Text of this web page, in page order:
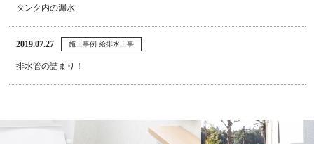
タンク内の漏水
2019.07.27 施工事例 給排水工事
排水管の詰まり！